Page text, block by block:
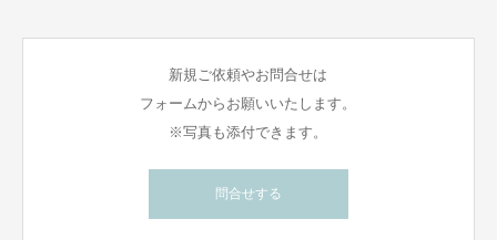
新規ご依頼やお問合せは
フォームからお願いいたします。
※写真も添付できます。
問合せする